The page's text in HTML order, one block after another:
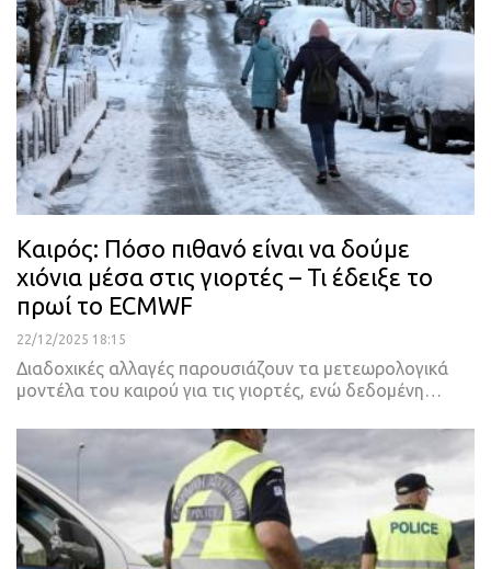
Καιρός: Πόσο πιθανό είναι να δούμε
χιόνια μέσα στις γιορτές – Τι έδειξε το
πρωί το ECMWF
22/12/2025 18:15
Διαδοχικές αλλαγές παρουσιάζουν τα μετεωρολογικά
μοντέλα του καιρού για τις γιορτές, ενώ δεδομένη…